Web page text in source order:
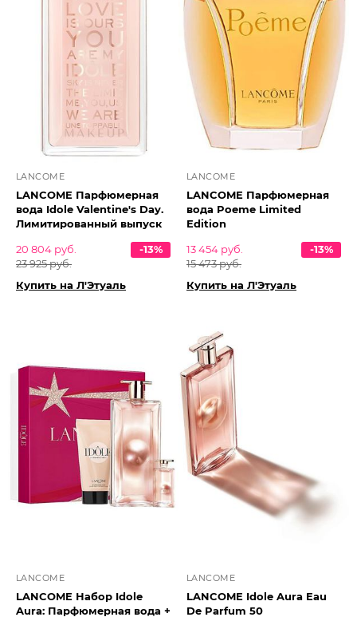
LANCOME
LANCOME Парфюмерная
вода Idole Valentine's Day.
Лимитированный выпуск
20 804 руб.
23 925 руб.
-13%
Купить на Л'Этуаль
LANCOME
LANCOME Парфюмерная
вода Poeme Limited
Edition
13 454 руб.
15 473 руб.
-13%
Купить на Л'Этуаль
LANCOME
LANCOME Набор Idole
Aura: Парфюмерная вода +
LANCOME
LANCOME Idole Aura Eau
De Parfum 50